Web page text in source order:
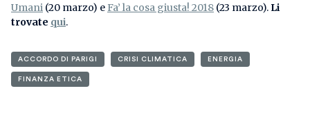
Umani (20 marzo) e Fa’ la cosa giusta! 2018 (23 marzo). Li
trovate qui.
ACCORDO DI PARIGI CRISI CLIMATICA ENERGIA
FINANZA ETICA